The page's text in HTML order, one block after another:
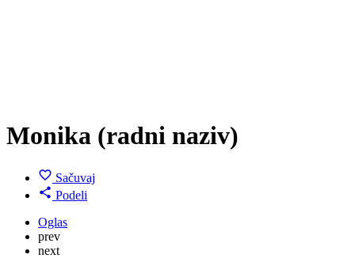
Monika (radni naziv)
Sačuvaj
Podeli
Oglas
prev
next